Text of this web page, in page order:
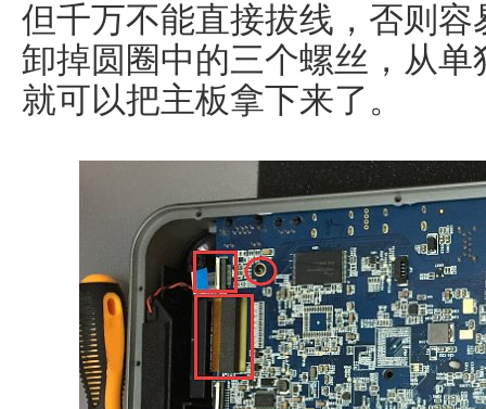
但千万不能直接拔线，否则容
卸掉圆圈中的三个螺丝，从
就可以把主板拿下来了。